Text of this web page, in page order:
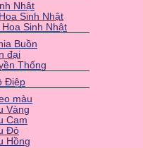
Nhật
Sinh Nhật
Hoa Sinh Nhật
Buồn
đại
Thống
Điệp
màu
Vàng
Cam
Đỏ
Hồng